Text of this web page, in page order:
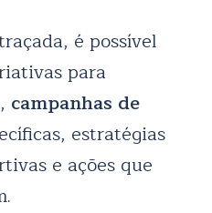
é possível
para
campanhas de
estratégias
e ações que